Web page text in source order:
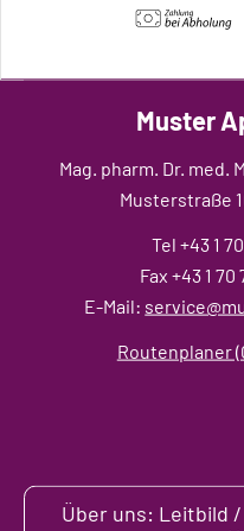
Muster
Mag. pharm. Dr. med.
Musterstraße
Tel +43 1
Fax +43 1 70
E-Mail:
Routenplaner
Über uns: Leitbild